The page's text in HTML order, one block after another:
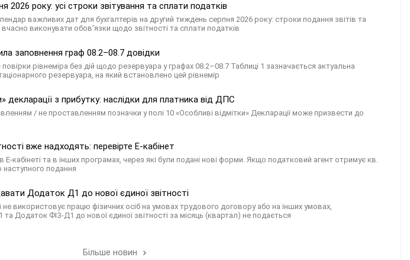
2026 року: усі строки звітування та сплати податків
важливих дат для бухгалтерів на другий тиждень серпня 2026 року: строки подання звітів та
виконувати обов’язки щодо звітності та сплати податків
заповнення граф 08.2–08.7 довідки
повірки рівнеміра без дій щодо резервуара у графах 08.2–08.7 Таблиці 1 зазначається актуальна
резервуара, на який встановлено цей рівнемір
декларації з прибутку: наслідки для платника від ДПС
/ не проставленням позначки у полі 10 «Особливі відмітки» Декларації може призвести до
вже надходять: перевірте Е-кабінет
Е-кабінеті та в інших програмах, через які були подані нові форми. Якщо податковий агент отримує кв.
подання
Додаток Д1 до нової єдиної звітності
використовує працю фізичних осіб на умовах трудового договору або на інших умовах,
Додаток ФІЗ-Д1 до нової єдиної звітності за місяць (квартал) не подається
Більше новин